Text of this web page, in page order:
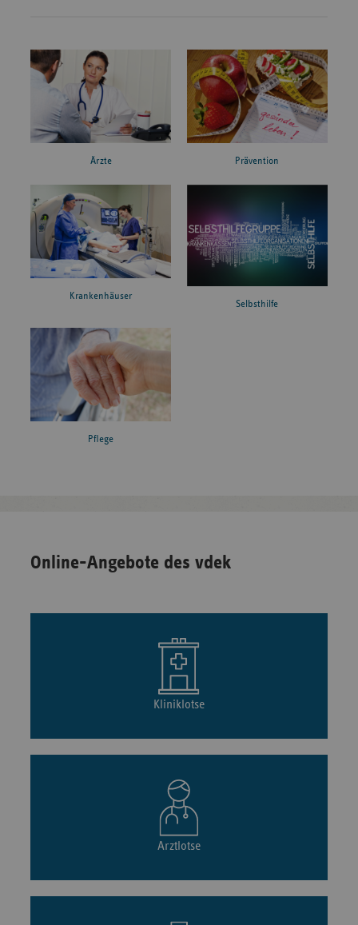
Ärzte Prävention
Krankenhäuser
Selbsthilfe
Pflege
Online-Angebote des vdek
Kliniklotse
Arztlotse